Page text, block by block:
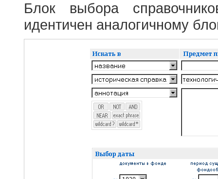
Блок выбора
идентичен аналогичному